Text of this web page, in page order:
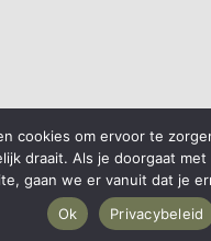
(op basis van 30 reviews)
cookies om ervoor te
draait. Als je doorgaat
gaan we er vanuit dat je
Ok
Privacybeleid